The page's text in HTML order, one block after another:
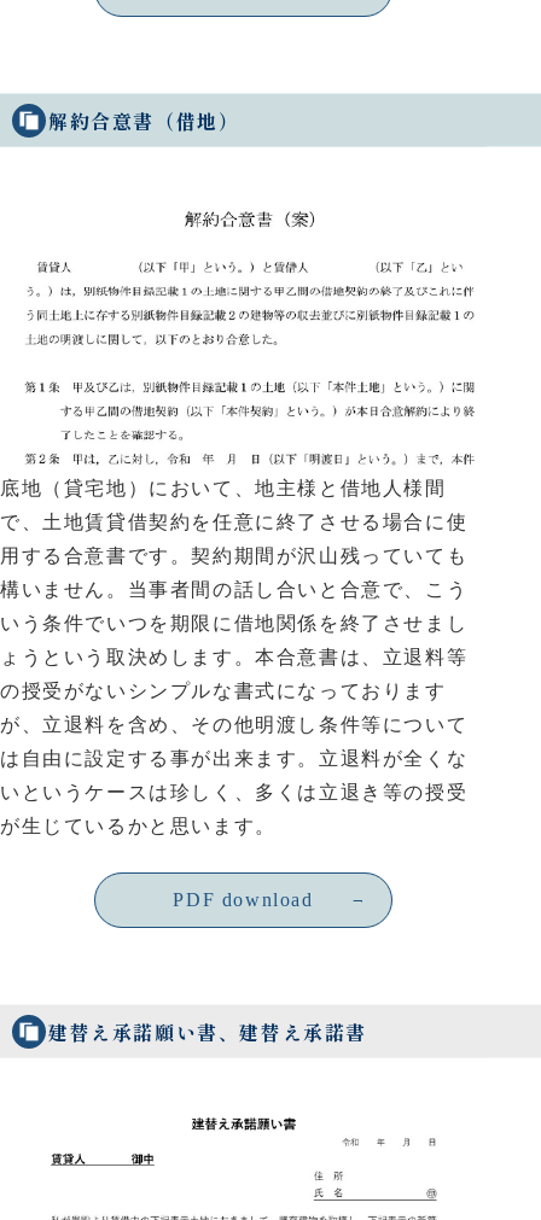
解約合意書（借地）
底地（貸宅地）において、地主様と借地人様間
で、土地賃貸借契約を任意に終了させる場合に使
用する合意書です。契約期間が沢山残っていても
構いません。当事者間の話し合いと合意で、こう
いう条件でいつを期限に借地関係を終了させまし
ょうという取決めします。本合意書は、立退料等
の授受がないシンプルな書式になっております
が、立退料を含め、その他明渡し条件等について
は自由に設定する事が出来ます。立退料が全くな
いというケースは珍しく、多くは立退き等の授受
が生じているかと思います。
PDF download
建替え承諾願い書、建替え承諾書